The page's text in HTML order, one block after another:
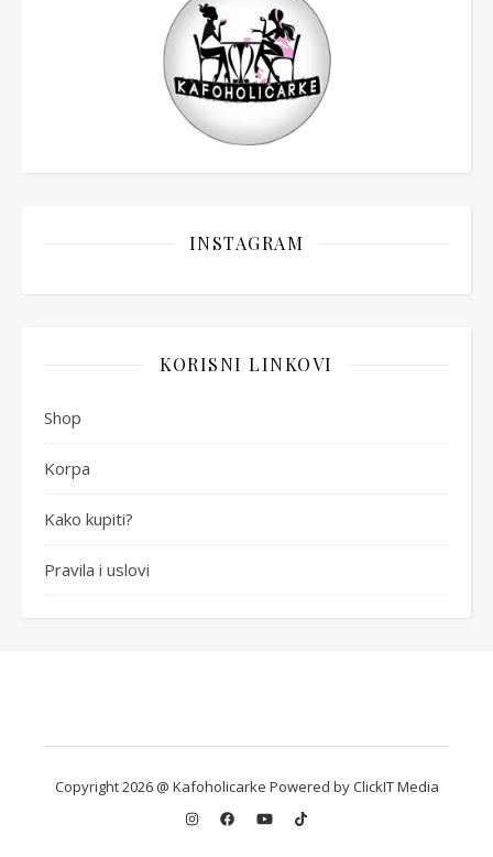
INSTAGRAM
KORISNI LINKOVI
Shop
Korpa
Kako kupiti?
Pravila i uslovi
Copyright 2026 @ Kafoholicarke Powered by ClickIT Media